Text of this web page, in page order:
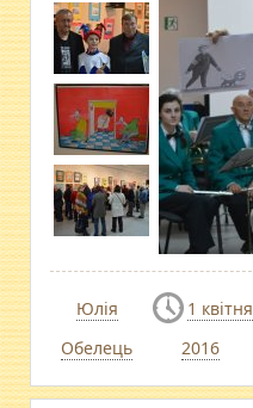
Юлія
Обелець
1 квітня
2016